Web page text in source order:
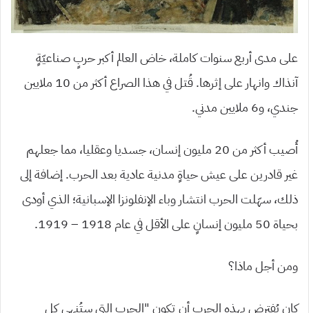
على مدى أربع سنوات كاملة، خاض العالم أكبر حربٍ صناعيّةٍ
آنذاك وانهار على إثرها. قُتل في هذا الصراع أكثر من 10 ملايين
جندي، و6 ملايين مدني.
أُصيب أكثر من 20 مليون إنسان، جسديا وعقليا، مما جعلهم
غير قادرين على عيش حياةٍ مدنية عادية بعد الحرب. إضافة إلى
ذلك، سهّلت الحرب انتشار وباء الإنفلونزا الإسبانية؛ الذي أودى
بحياة 50 مليون إنسانٍ على الأقل في عام 1918 – 1919.
ومن أجل ماذا؟
كان يُفترض بهذه الحرب أن تكون “الحرب التي ستُنهي كل